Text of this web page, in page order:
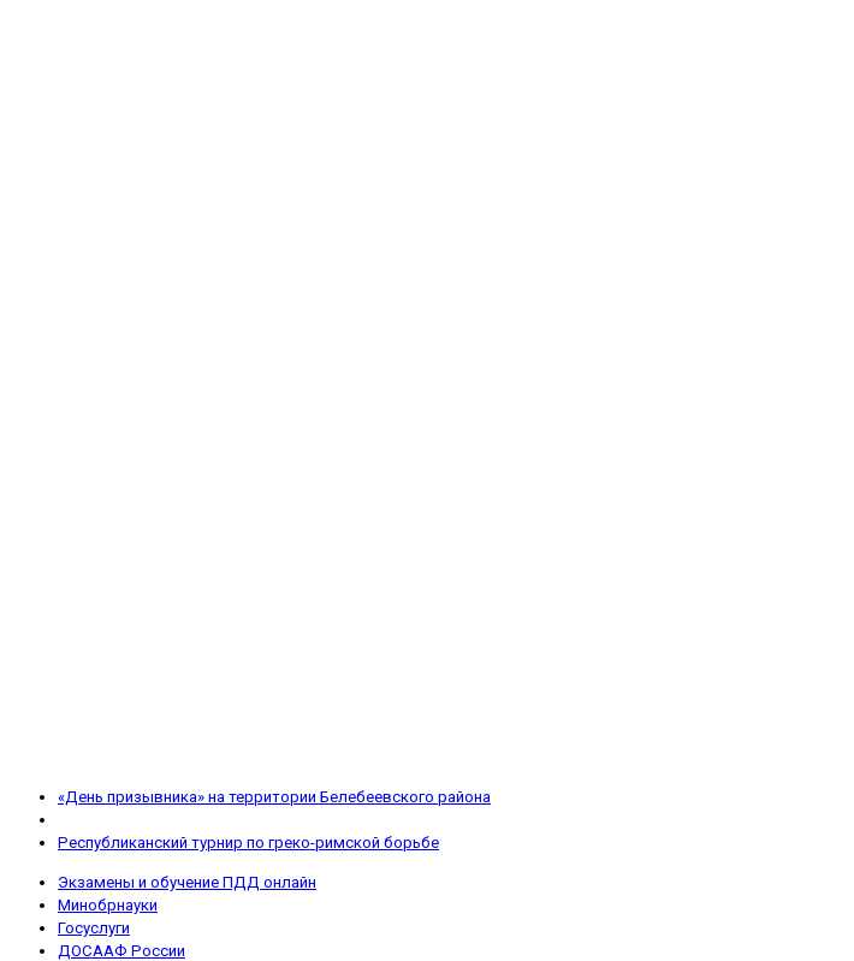
Навигация
записям
Предыдущая
«День призывника» на территории Белебеевского района
к
записей
Следующая
Республиканский турнир по греко-римской борьбе
Экзамены и обучение ПДД онлайн
Минобрнауки
Госуслуги
ДОСААФ России